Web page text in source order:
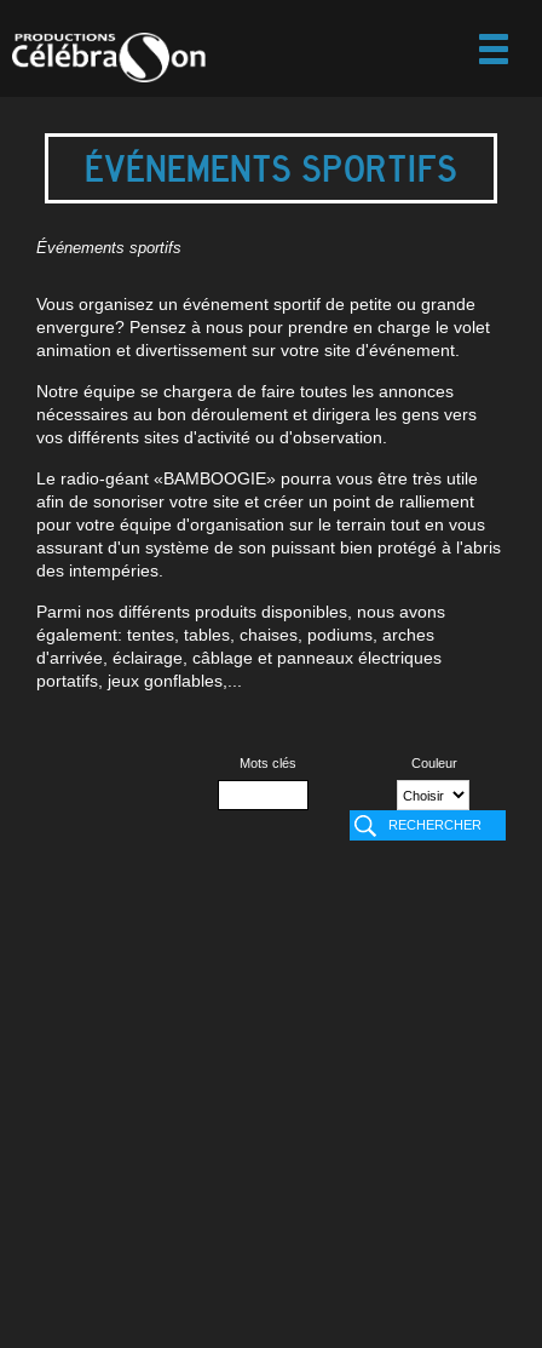
ÉVÉNEMENTS SPORTIFS
Événements sportifs
Vous organisez un événement sportif de petite ou grande
envergure? Pensez à nous pour prendre en charge le volet
animation et divertissement sur votre site d'événement.
Notre équipe se chargera de faire toutes les annonces
nécessaires au bon déroulement et dirigera les gens vers
vos différents sites d'activité ou d'observation.
Le radio-géant «BAMBOOGIE» pourra vous être très utile
afin de sonoriser votre site et créer un point de ralliement
pour votre équipe d'organisation sur le terrain tout en vous
assurant d'un système de son puissant bien protégé à l'abris
des intempéries.
Parmi nos différents produits disponibles, nous avons
également: tentes, tables, chaises, podiums, arches
d'arrivée, éclairage, câblage et panneaux électriques
portatifs, jeux gonflables,...
Mots clés Couleur